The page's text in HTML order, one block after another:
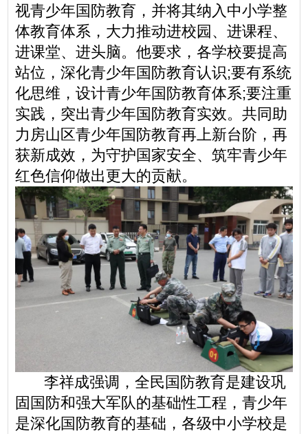
视青少年国防教育，并将其纳入中小学整
体教育体系，大力推动进校园、进课程、
进课堂、进头脑。他要求，各学校要提高
站位，深化青少年国防教育认识;要有系统
化思维，设计青少年国防教育体系;要注重
实践，突出青少年国防教育实效。共同助
力房山区青少年国防教育再上新台阶，再
获新成效，为守护国家安全、筑牢青少年
红色信仰做出更大的贡献。
李祥成强调，全民国防教育是建设巩
固国防和强大军队的基础性工程，青少年
是深化国防教育的基础，各级中小学校是